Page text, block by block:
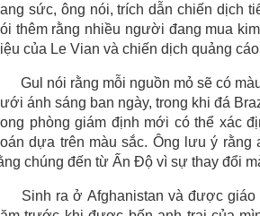
sức, ông nói, trích dẫn chiến dịch
thêm rằng nhiều người đang mua
của Le Vian và chiến dịch quảng
Gul nói rằng mỗi nguồn mỏ sẽ có
ánh sáng ban ngày, trong khi đá
phòng giám định mới có thể xác
dựa trên màu sắc. Ông lưu ý
chúng đến từ Ấn Độ vì sự thay đổi
Sinh ra ở Afghanistan và được